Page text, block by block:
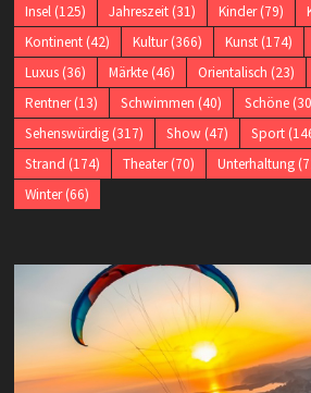
Insel(125) Jahreszeit(31) Kinder(79)
Kontinent(42) Kultur(366) Kunst(174)
Luxus(36) Märkte(46) Orientalisch (23)
Rentner(13) Schwimmen (40) Schöne
Sehenswürdig(317) Show (47) Sport
Strand (174) Theater(70) Unterhaltung
Winter(66)